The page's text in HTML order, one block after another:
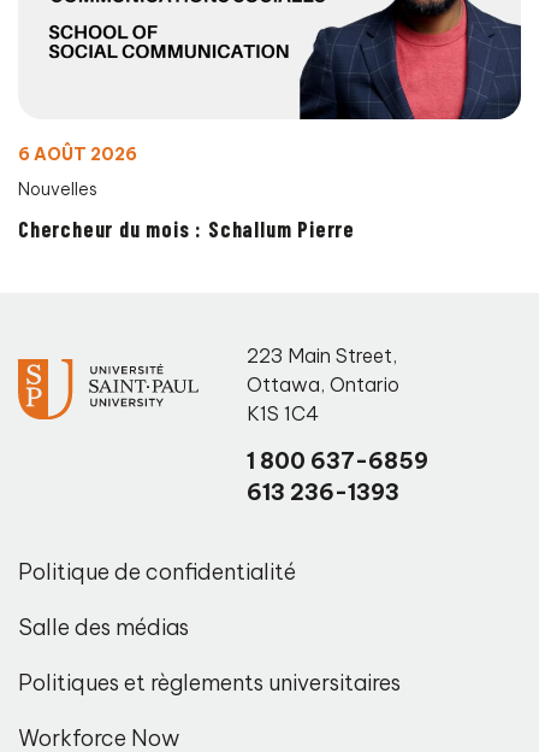
6 AOÛT 2026
Nouvelles
Chercheur du mois : Schallum Pierre
223 Main Street,
Ottawa, Ontario
K1S 1C4
1 800 637-6859
613 236-1393
Politique de confidentialité
Salle des médias
Politiques et règlements universitaires
Workforce Now